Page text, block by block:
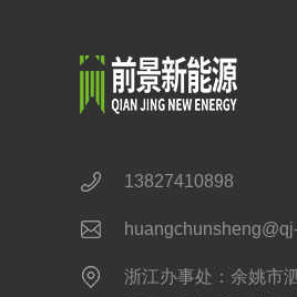
13827410898
浙江办事处：余姚市